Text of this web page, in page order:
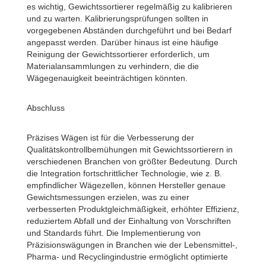
es wichtig, Gewichtssortierer regelmäßig zu kalibrieren
und zu warten. Kalibrierungsprüfungen sollten in
vorgegebenen Abständen durchgeführt und bei Bedarf
angepasst werden. Darüber hinaus ist eine häufige
Reinigung der Gewichtssortierer erforderlich, um
Materialansammlungen zu verhindern, die die
Wägegenauigkeit beeinträchtigen könnten.
Abschluss
Präzises Wägen ist für die Verbesserung der
Qualitätskontrollbemühungen mit Gewichtssortierern in
verschiedenen Branchen von größter Bedeutung. Durch
die Integration fortschrittlicher Technologie, wie z. B.
empfindlicher Wägezellen, können Hersteller genaue
Gewichtsmessungen erzielen, was zu einer
verbesserten Produktgleichmäßigkeit, erhöhter Effizienz,
reduziertem Abfall und der Einhaltung von Vorschriften
und Standards führt. Die Implementierung von
Präzisionswägungen in Branchen wie der Lebensmittel-,
Pharma- und Recyclingindustrie ermöglicht optimierte